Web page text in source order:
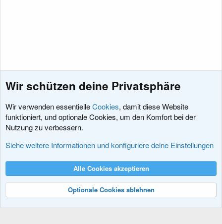
Ressourcen für die XenForo Software
Nutzungsbedingungen Datenschutz
R
Community platform by XenForo® © 2010-2024 XenForo Ltd.
Wir schützen deine Privatsphäre
Wir verwenden essentielleCookies, damit diese Website
funktioniert, und optionale Cookies, um den Komfort bei der
Nutzung zu verbessern.
Siehe weitere Informationen und konfiguriere deine Einstellungen
Alle Cookies akzeptieren
Optionale Cookies ablehnen